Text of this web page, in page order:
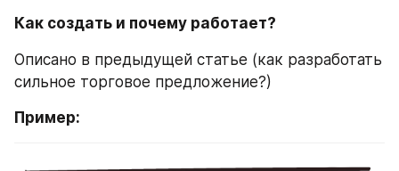
Как создать и почему работает?
Описано в предыдущей статье (как разработать
сильное торговое предложение?)
Пример: